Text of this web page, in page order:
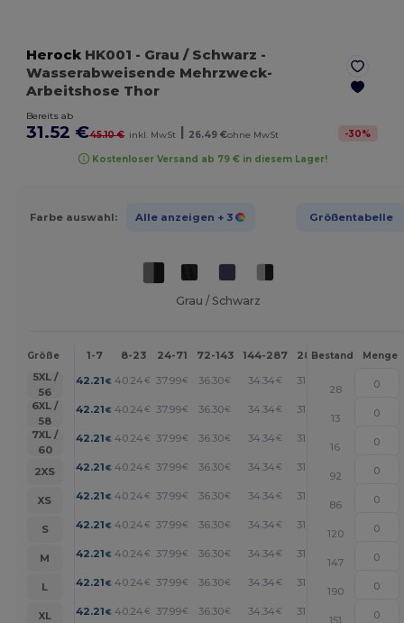
Herock HK001 - Grau / Schwarz -
Wasserabweisende Mehrzweck-
Arbeitshose Thor
Bereits ab
31.52 €45.10 € inkl. MwSt | 26.49 €ohne MwSt -30%
Kostenloser Versand ab 79 € in diesem Lager!
Farbe auswahl: Alle anzeigen + 3 Größentabelle
Grau / Schwarz
Größe 1-7 8-23 24-71 72-143 144-287 288 + Mehr
Bestand Menge
5XL /
56
42.21 € 40.24 € 37.99€ 36.30€ 34.34€ 31.52
28
6XL /
58
42.21 € 40.24 € 37.99€ 36.30€ 34.34€ 31.52
13
7XL /
60
42.21 € 40.24 € 37.99€ 36.30€ 34.34€ 31.52
16
2XS
42.21 € 40.24 € 37.99€ 36.30€ 34.34€ 31.52
92
XS
42.21 € 40.24 € 37.99€ 36.30€ 34.34€ 31.52
86
S
42.21 € 40.24 € 37.99€ 36.30€ 34.34€ 31.52
120
M
42.21 € 40.24 € 37.99€ 36.30€ 34.34€ 31.52
147
L
42.21 € 40.24 € 37.99€ 36.30€ 34.34€ 31.52
190
XL
42.21 € 40.24 € 37.99€ 36.30€ 34.34€ 31.52
151